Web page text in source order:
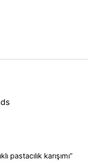
pastacılık karışımı”